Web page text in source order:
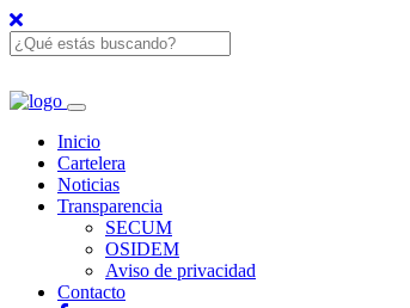
Inicio
Cartelera
Noticias
Transparencia
SECUM
OSIDEM
Aviso de privacidad
Contacto